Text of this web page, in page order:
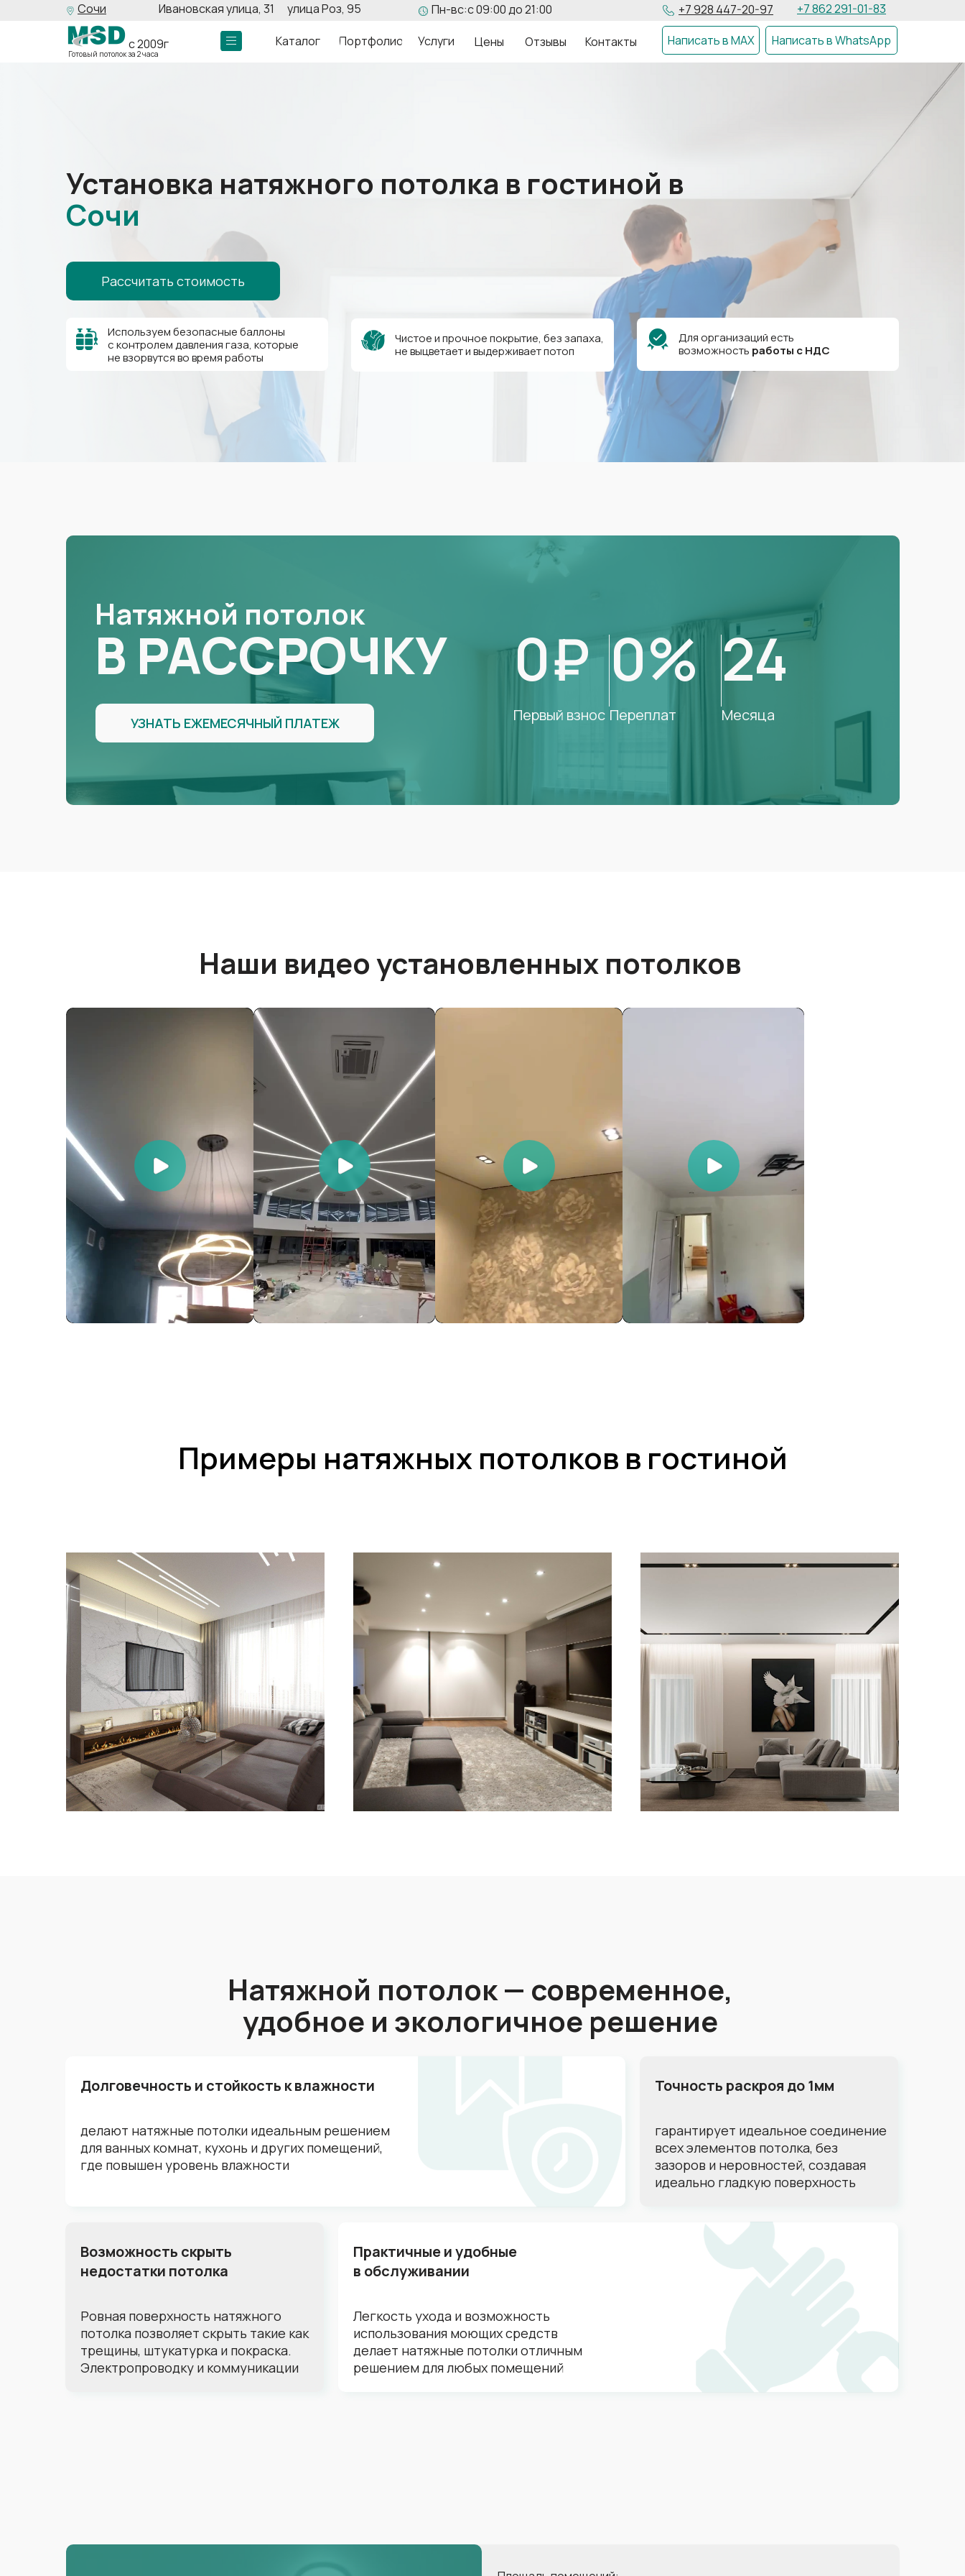
Пн-вс:с 09:00 до 21:00
Ивановская улица, 31 улица Роз, 95
Сочи
с 2009г
Готовый потолок за 2 часа
Каталог
+7 862 291-01-83
+7 928 447-20-97
Портфолио
Цены
Услуги Отзывы Контакты Написать в WhatsApp
Написать в MAX
Установка натяжного потолка в гостиной в
Сочи
Для организаций есть
возможность работы сНДС
Чистое и прочное покрытие, без запаха,
не выцветает и выдерживает потоп
Используем безопасные баллоны
с контролем давления газа, которые
не взорвутся во время работы
Рассчитать стоимость
Натяжной потолок
В РАССРОЧКУ
УЗНАТЬ ЕЖЕМЕСЯЧНЫЙ ПЛАТЕЖ
0₽
Первый взнос
0%
Переплат
24
Месяца
Наши видео установленных потолков
Примеры натяжных потолков в гостиной
Натяжной потолок — современное,
удобное и экологичное решение
Долговечность и стойкость к влажности
делают натяжные потолки идеальным решением
для ванных комнат, кухонь и других помещений,
где повышен уровень влажности
Точность раскроя до 1мм
гарантирует идеальное соединение
всех элементов потолка, без
зазоров и неровностей, создавая
идеально гладкую поверхность
Возможность скрыть
недостатки потолка
Ровная поверхность натяжного
потолка позволяет скрыть такие как
трещины, штукатурка и покраска.
Электропроводку и коммуникации
Практичные и удобные
в обслуживании
Легкость ухода и возможность
использования моющих средств
делает натяжные потолки отличным
решением для любых помещений